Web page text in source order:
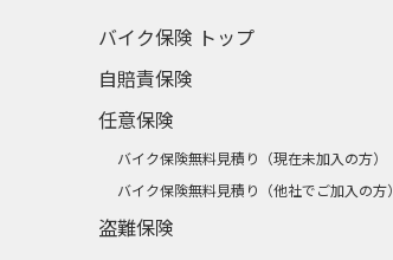
バイク保険 トップ
自賠責保険
任意保険
バイク保険無料見積り（現在未加入の方）
バイク保険無料見積り（他社でご加入の方）
盗難保険